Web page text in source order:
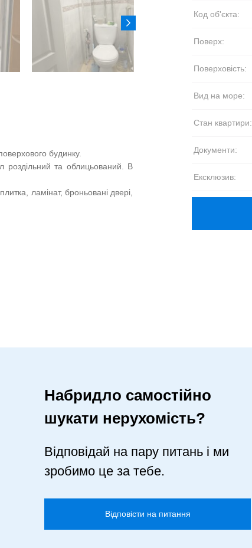
будинку.
роздільний та облицьований. В
ламінат, броньовані двері,
Код об'єкта:
Поверх:
Поверховість:
Вид на море:
Стан квартири:
Документи:
Ексклюзив:
Набридло самостійно
шукати нерухомість?
Відповідай на пару питань і ми
зробимо це за тебе.
Відповісти на питання